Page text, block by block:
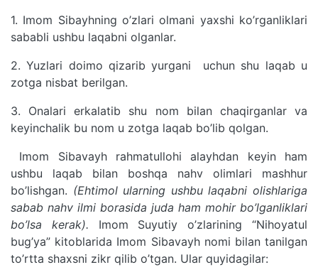
1. Imom Sibayhning o’zlari olmani yaxshi ko’rganliklari
sababli ushbu laqabni olganlar.
2. Yuzlari doimo qizarib yurgani uchun shu laqab u
zotga nisbat berilgan.
3. Onalari erkalatib shu nom bilan chaqirganlar va
keyinchalik bu nom u zotga laqab bo’lib qolgan.
Imom Sibavayh rahmatullohi alayhdan keyin ham
ushbu laqab bilan boshqa nahv olimlari mashhur
bo’lishgan. (Ehtimol ularning ushbu laqabni olishlariga
sabab nahv ilmi borasida juda ham mohir bo’lganliklari
bo’lsa kerak). Imom Suyutiy o’zlarining “Nihoyatul
bug’ya” kitoblarida Imom Sibavayh nomi bilan tanilgan
to’rtta shaxsni zikr qilib o’tgan. Ular quyidagilar: